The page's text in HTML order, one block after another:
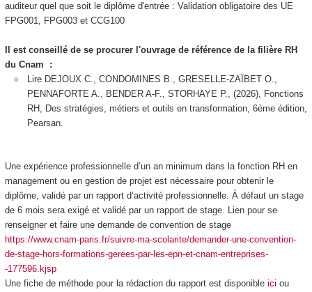
auditeur quel que soit le diplôme d'entrée : Validation obligatoire des UE
FPG001, FPG003 et CCG100
Il est conseillé de se procurer l'ouvrage de référence de la filière RH
du Cnam :
Lire DEJOUX C., CONDOMINES B., GRESELLE-ZAÏBET O.,
PENNAFORTE A., BENDER A-F., STORHAYE P., (2026), Fonctions
RH, Des stratégies, métiers et outils en transformation, 6ème édition,
Pearsan.
Une expérience professionnelle d’un an minimum dans la fonction RH en
management ou en gestion de projet est nécessaire pour obtenir le
diplôme, validé par un rapport d’activité professionnelle. À défaut un stage
de 6 mois sera exigé et validé par un rapport de stage. Lien pour se
renseigner et faire une demande de convention de stage
https://www.cnam-paris.fr/suivre-ma-scolarite/demander-une-convention-
de-stage-hors-formations-gerees-par-les-epn-et-cnam-entreprises-
-177596.kjsp
Une fiche de méthode pour la rédaction du rapport est disponible ici ou